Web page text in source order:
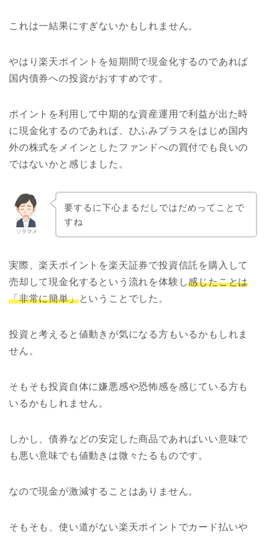
これは一結果にすぎないかもしれません。
やはり楽天ポイントを短期間で現金化するのであれば
国内債券への投資がおすすめです。
ポイントを利用して中期的な資産運用で利益が出た時
に現金化するのであれば、ひふみプラスをはじめ国内
外の株式をメインとしたファンドへの買付でも良いの
ではないかと感じました。
ソラマメ
要するに下心まるだしではだめってことで
すね
実際、楽天ポイントを楽天証券で投資信託を購入して
売却して現金化するという流れを体験し感じたことは
「非常に簡単」ということでした。
投資と考えると値動きが気になる方もいるかもしれま
せん。
そもそも投資自体に嫌悪感や恐怖感を感じている方も
いるかもしれません。
しかし、債券などの安定した商品であればいい意味で
も悪い意味でも値動きは微々たるものです。
なので現金が激減することはありません。
そもそも、使い道がない楽天ポイントでカード払いや